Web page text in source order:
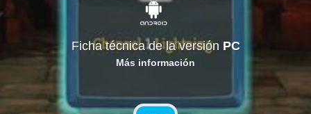
Ficha técnica de la versión PC
Más información